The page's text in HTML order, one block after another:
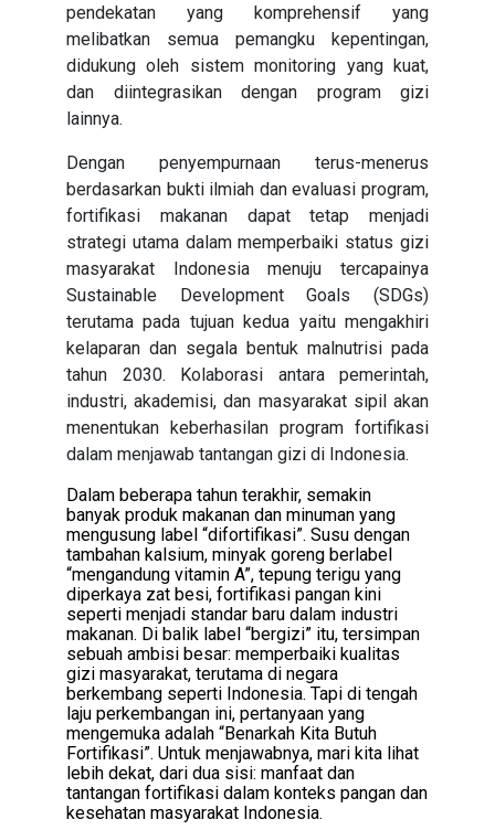
pendekatan yang komprehensif yang
melibatkan semua pemangku kepentingan,
didukung oleh sistem monitoring yang kuat,
dan diintegrasikan dengan program gizi
lainnya.
Dengan penyempurnaan terus-menerus
berdasarkan bukti ilmiah dan evaluasi program,
fortifikasi makanan dapat tetap menjadi
strategi utama dalam memperbaiki status gizi
masyarakat Indonesia menuju tercapainya
Sustainable Development Goals (SDGs)
terutama pada tujuan kedua yaitu mengakhiri
kelaparan dan segala bentuk malnutrisi pada
tahun 2030. Kolaborasi antara pemerintah,
industri, akademisi, dan masyarakat sipil akan
menentukan keberhasilan program fortifikasi
dalam menjawab tantangan gizi di Indonesia.
Dalam beberapa tahun terakhir, semakin
banyak produk makanan dan minuman yang
mengusung label “difortifikasi”. Susu dengan
tambahan kalsium, minyak goreng berlabel
“mengandung vitamin A”, tepung terigu yang
diperkaya zat besi, fortifikasi pangan kini
seperti menjadi standar baru dalam industri
makanan. Di balik label “bergizi” itu, tersimpan
sebuah ambisi besar: memperbaiki kualitas
gizi masyarakat, terutama di negara
berkembang seperti Indonesia. Tapi di tengah
laju perkembangan ini, pertanyaan yang
mengemuka adalah “Benarkah Kita Butuh
Fortifikasi”. Untuk menjawabnya, mari kita lihat
lebih dekat, dari dua sisi: manfaat dan
tantangan fortifikasi dalam konteks pangan dan
kesehatan masyarakat Indonesia.